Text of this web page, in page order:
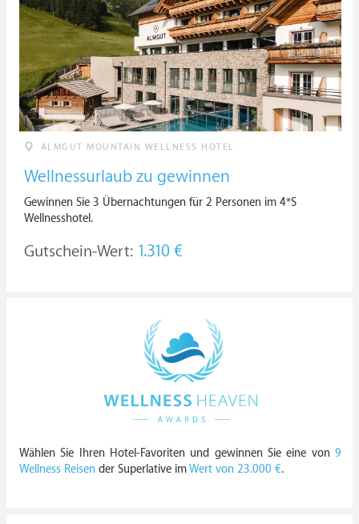
ALMGUT MOUNTAIN WELLNESS HOTEL
Wellnessurlaub zu gewinnen
Gewinnen Sie 3 Übernachtungen für 2 Personen im 4*S
Wellnesshotel.
Gutschein-Wert: 1.310 €
Wählen Sie Ihren Hotel-Favoriten und gewinnen Sie eine von 9
Wellness Reisen der Superlative imWert von 23.000 €.